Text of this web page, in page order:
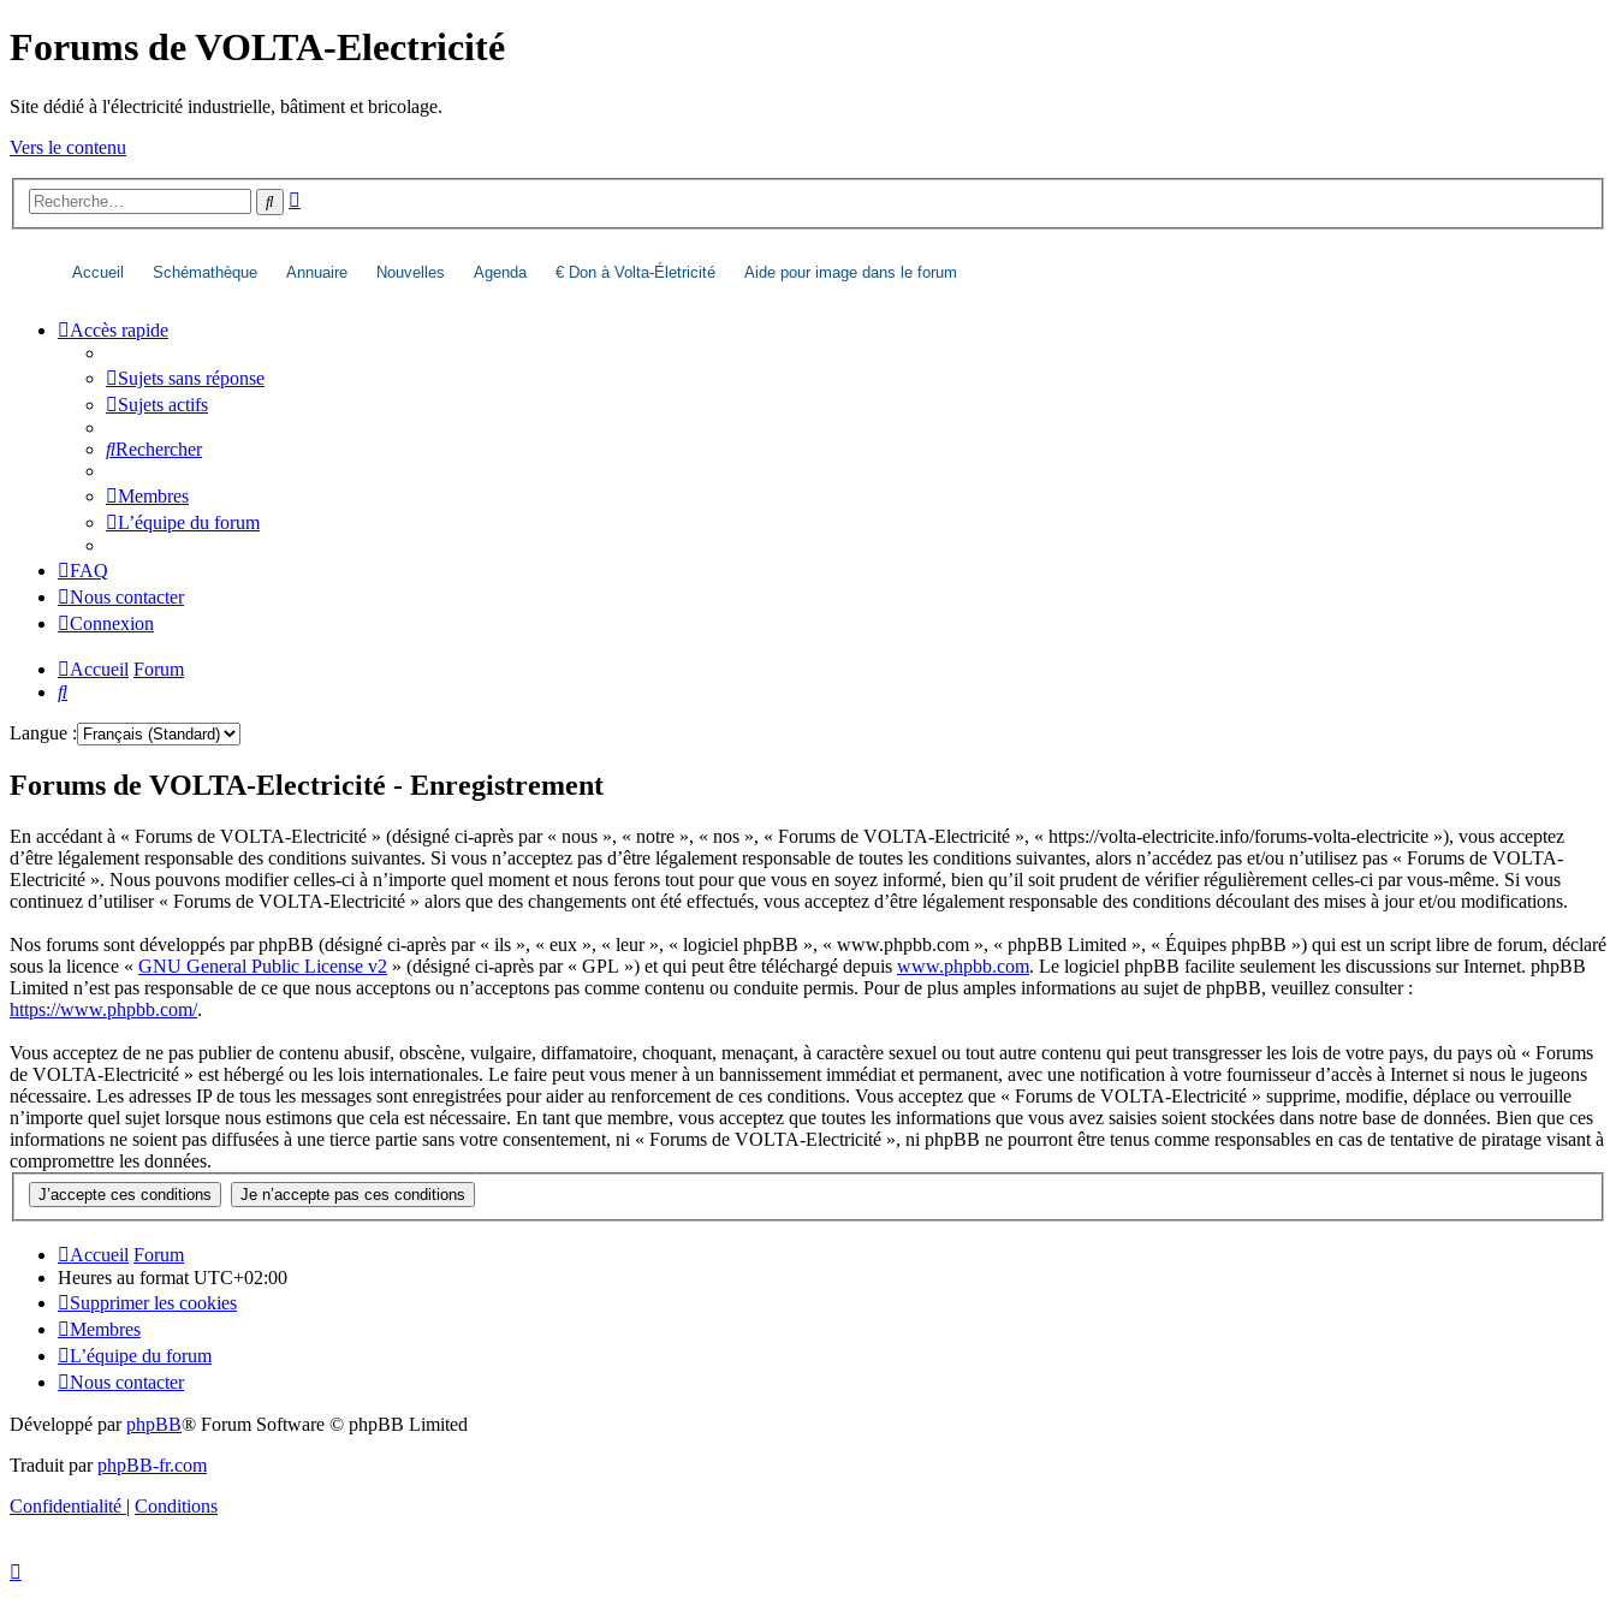
Forums de VOLTA-Electricité
Site dédié à l'électricité industrielle, bâtiment et bricolage.
Vers le contenu
Rechercher
Accueil Schémathèque Annuaire Nouvelles Agenda € Don à Volta-Életricité Aide pour image dans le forum
Accès rapide
Sujets sans réponse
Sujets actifs
Rechercher
Membres
L’équipe du forum
FAQ
Nous contacter
Connexion
Accueil Forum
Rechercher
Langue :
Forums de VOLTA-Electricité - Enregistrement
En accédant à « Forums de VOLTA-Electricité » (désigné ci-après par « nous », « notre », « nos », « Forums de VOLTA-Electricité », « https://volta-electricite.info/forums-volta-electricite »), vous acceptez
d’être légalement responsable des conditions suivantes. Si vous n’acceptez pas d’être légalement responsable de toutes les conditions suivantes, alors n’accédez pas et/ou n’utilisez pas « Forums de VOLTA-
Electricité ». Nous pouvons modifier celles-ci à n’importe quel moment et nous ferons tout pour que vous en soyez informé, bien qu’il soit prudent de vérifier régulièrement celles-ci par vous-même. Si vous
continuez d’utiliser « Forums de VOLTA-Electricité » alors que des changements ont été effectués, vous acceptez d’être légalement responsable des conditions découlant des mises à jour et/ou modifications.
Nos forums sont développés par phpBB (désigné ci-après par « ils », « eux », « leur », « logiciel phpBB », « www.phpbb.com », « phpBB Limited », « Équipes phpBB ») qui est un script libre de forum, déclaré
sous la licence « GNU General Public License v2 » (désigné ci-après par « GPL ») et qui peut être téléchargé depuis www.phpbb.com. Le logiciel phpBB facilite seulement les discussions sur Internet. phpBB
Limited n’est pas responsable de ce que nous acceptons ou n’acceptons pas comme contenu ou conduite permis. Pour de plus amples informations au sujet de phpBB, veuillez consulter :
https://www.phpbb.com/.
Vous acceptez de ne pas publier de contenu abusif, obscène, vulgaire, diffamatoire, choquant, menaçant, à caractère sexuel ou tout autre contenu qui peut transgresser les lois de votre pays, du pays où « Forums
de VOLTA-Electricité » est hébergé ou les lois internationales. Le faire peut vous mener à un bannissement immédiat et permanent, avec une notification à votre fournisseur d’accès à Internet si nous le jugeons
nécessaire. Les adresses IP de tous les messages sont enregistrées pour aider au renforcement de ces conditions. Vous acceptez que « Forums de VOLTA-Electricité » supprime, modifie, déplace ou verrouille
n’importe quel sujet lorsque nous estimons que cela est nécessaire. En tant que membre, vous acceptez que toutes les informations que vous avez saisies soient stockées dans notre base de données. Bien que ces
informations ne soient pas diffusées à une tierce partie sans votre consentement, ni « Forums de VOLTA-Electricité », ni phpBB ne pourront être tenus comme responsables en cas de tentative de piratage visant à
compromettre les données.
Accueil Forum
Heures au format UTC+02:00
Supprimer les cookies
Membres
L’équipe du forum
Nous contacter
Développé parphpBB® Forum Software © phpBB Limited
Traduit parphpBB-fr.com
Confidentialité | Conditions